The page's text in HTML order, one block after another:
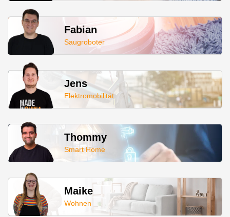
Fabian
Saugroboter
Jens
Elektromobilität
Thommy
Smart Home
Maike
Wohnen